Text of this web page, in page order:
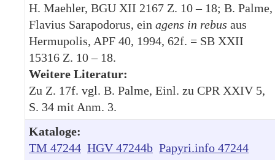
H. Maehler, BGU XII 2167 Z. 10 – 18; B. Palme,
Flavius Sarapodorus, ein agens in rebus aus
Hermupolis, APF 40, 1994, 62f. = SB XXII
15316 Z. 10 – 18.
Weitere Literatur:
Zu Z. 17f. vgl. B. Palme, Einl. zu CPR XXIV 5,
S. 34 mit Anm. 3.
Kataloge:
TM 47244 HGV 47244b Papyri.info 47244